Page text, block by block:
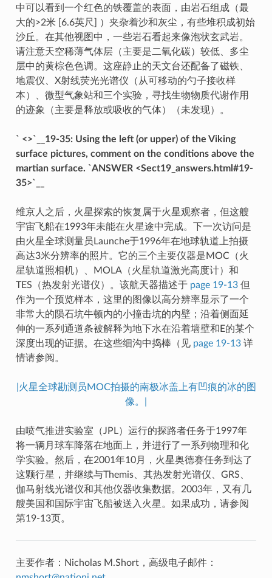
中可以看到一个红色的铁覆盖的表面，由岩石组成（最
大的>2米 [6.6英尺] ）夹杂着沙和灰尘，有些堆积成初始
沙丘。在其他视图中，一些岩石看起来像泡状玄武岩。
请注意天空稀薄气体层（主要是二氧化碳）较低、多尘
层中的黄棕色色调。这座静止的天文台还配备了磁铁、
地震仪、X射线荧光光谱仪（从可移动的勺子接收样
本）、微型气象站和三个实验，寻找生物物质代谢作用
的迹象（主要是释放或吸收的气体）（未发现）。
` <>`__19-35: Using the left (or upper) of the Viking
surface pictures, comment on the conditions above the
martian surface. `ANSWER <Sect19_answers.html#19-
35>`__
维京人之后，火星探索的恢复属于火星观察者，但这艘
宇宙飞船在1993年未能在火星途中完成。下一次访问是
由火星全球测量员Launche于1996年在地球轨道上拍摄
高达3米分辨率的照片。它的三个主要仪器是MOC（火
星轨道照相机）、MOLA（火星轨道激光高度计）和
TES（热发射光谱仪）。该航天器描述于 page 19-13但
作为一个预览样本，这里的图像以高分辨率显示了一个
非常大的陨石坑牛顿内的小撞击坑的内壁；沿着侧面延
伸的一系列通道条被解释为地下水在沿着墙壁和E的某个
深度出现的证据。在这些细沟中捣棒（见 page 19-13详
情请参阅。
|火星全球勘测员MOC拍摄的南极冰盖上有凹痕的冰的图
像。|
由喷气推进实验室（JPL）运行的探路者任务于1997年
将一辆月球车降落在地面上，并进行了一系列物理和化
学实验。然后，在2001年10月，火星奥德赛任务到达了
这颗行星，并继续与Themis、其热发射光谱仪、GRS、
伽马射线光谱仪和其他仪器收集数据。2003年，又有几
艘美国和国际宇宙飞船被送入火星。如果成功，请参阅
第19-13页。
主要作者：Nicholas M.Short，高级电子邮件：